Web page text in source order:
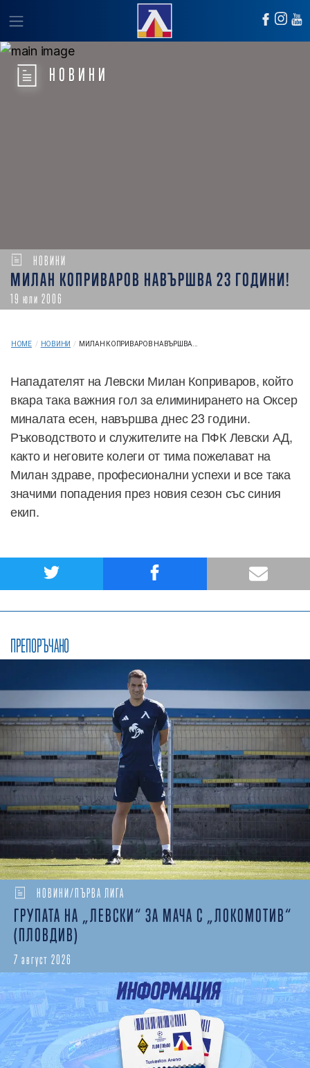
НОВИНИ
НОВИНИ
МИЛАН КОПРИВАРОВ НАВЪРШВА 23 ГОДИНИ!
19 юли 2006
HOME / НОВИНИ / МИЛАН КОПРИВАРОВ НАВЪРШВА...
Нападателят на Левски Милан Коприваров, който
вкара така важния гол за елиминирането на Оксер
миналата есен, навършва днес 23 години.
Ръководството и служителите на ПФК Левски АД,
както и неговите колеги от тима пожелават на
Милан здраве, професионални успехи и все така
значими попадения през новия сезон със синия
екип.
ПРЕПОРЪЧАНО
НОВИНИ/ПЪРВА ЛИГА
ГРУПАТА НА „ЛЕВСКИ“ ЗА МАЧА С „ЛОКОМОТИВ“
(ПЛОВДИВ)
7 август 2026